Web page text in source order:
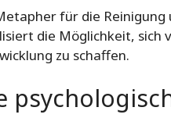
für die Reinigung
die Möglichkeit, sich
zu schaffen.